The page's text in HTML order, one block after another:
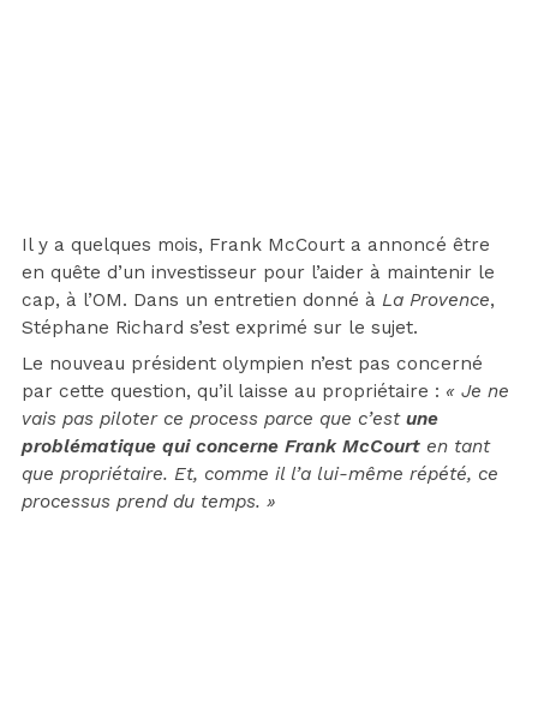
Il y a quelques mois, Frank McCourt a annoncé être
en quête d’un investisseur pour l’aider à maintenir le
cap, à l’OM. Dans un entretien donné à La Provence,
Stéphane Richard s’est exprimé sur le sujet.
Le nouveau président olympien n’est pas concerné
par cette question, qu’il laisse au propriétaire : « Je ne
vais pas piloter ce process parce que c’est une
problématique qui concerne Frank McCourt en tant
que propriétaire. Et, comme il l’a lui-même répété, ce
processus prend du temps. »